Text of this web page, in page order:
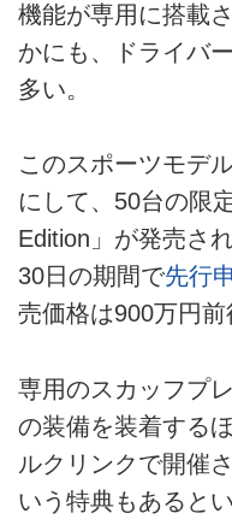
機能が専用に搭載
かにも、ドライバ
多い。
このスポーツモデ
にして、50台の限
Edition」が発売さ
30日の期間で先行
売価格は900万円前
専用のスカッフプ
の装備を装着する
ルクリンクで開催
いう特典もあるとい